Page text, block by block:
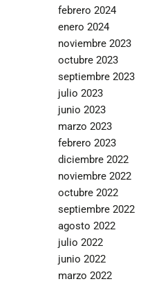
febrero 2024
enero 2024
noviembre 2023
octubre 2023
septiembre 2023
julio 2023
junio 2023
marzo 2023
febrero 2023
diciembre 2022
noviembre 2022
octubre 2022
septiembre 2022
agosto 2022
julio 2022
junio 2022
marzo 2022